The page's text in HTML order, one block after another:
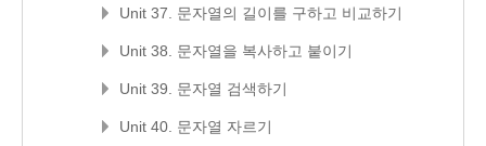
Unit 37. 문자열의 길이를 구하고 비교하기
Unit 38. 문자열을 복사하고 붙이기
Unit 39. 문자열 검색하기
Unit 40. 문자열 자르기